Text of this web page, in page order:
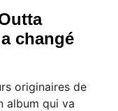
changé
originaires de
album qui va